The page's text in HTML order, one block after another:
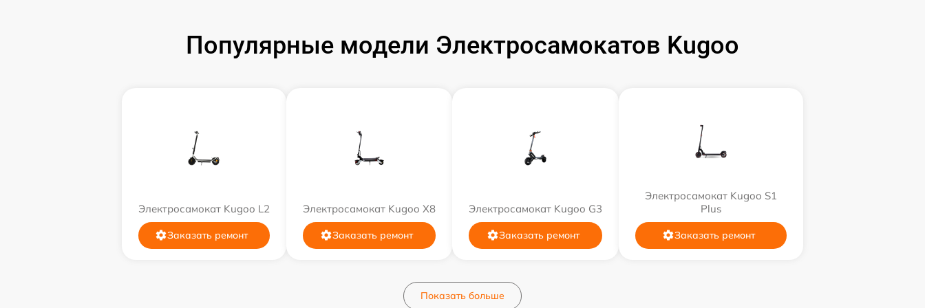
Популярные модели Электросамокатов Kugoo
Электросамокат Kugoo L2
Заказать ремонт
Электросамокат Kugoo X8
Заказать ремонт
Электросамокат Kugoo G3
Заказать ремонт
Электросамокат Kugoo S1
Plus
Заказать ремонт
Показать больше